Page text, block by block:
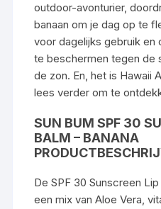
outdoor-avonturier,
banaan om je dag op te
voor dagelijks gebruik en
te beschermen tegen de
de zon. En, het is Hawaii
lees verder om te
SUN BUM SPF 30
BALM – BANANA
De SPF 30 Sunscreen
een mix van Aloe Vera,